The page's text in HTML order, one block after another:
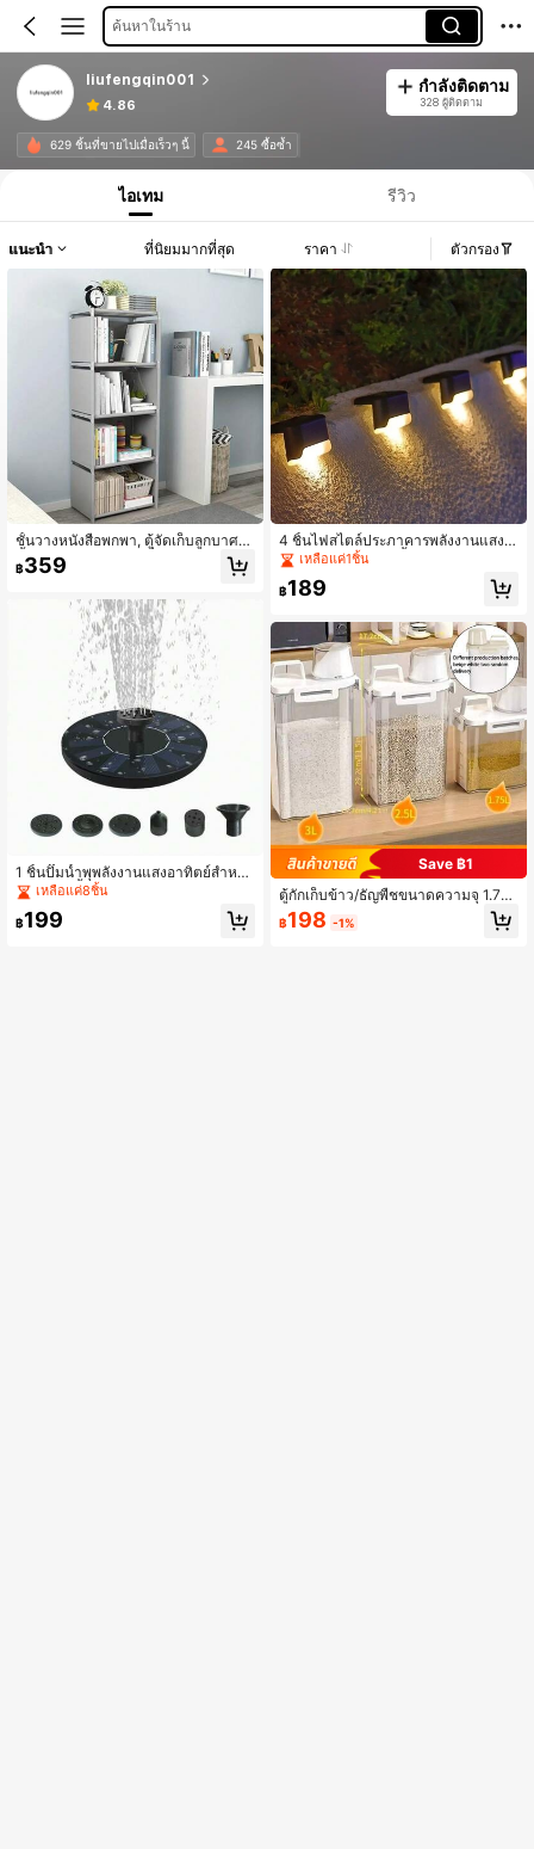
ค้นหาในร้าน
liufengqin001
4.86
กำลังติดตาม
328 ผู้ติดตาม
629 ชิ้นที่ขายไปเมื่อเร็วๆ นี้ 245 ซื้อซ้ำ
ไอเทม รีวิว
แนะนำ ที่นิยมมากที่สุด ราคา ตัวกรอง
ชั้นวางหนังสือพกพา, ตู้จัดเก็บลูกบาศก์,
ชั้นหนังสือสำหรับห้องนั่งเล่น, ห้องทำงา
น, ห้องนอน, สีเทา
฿359
1 ชิ้นปั๊มน้ำพุพลังงานแสงอาทิตย์สำหรับ
กลางแจ้งน้ำ, Solar Bird Bath Fountai
n, ลอยอิสระ, สำหรับ Garden, Patio Tu
b, Pond, สระว่ายน้ำ
เหลือแค่8ชิ้น
฿199
4 ชิ้นไฟสไตล์ประภาคารพลังงานแสงอ
าทิตย์ - แสงอุ่น, กันน้ำ, สวนกลางแจ้งท
างเดินบันไดรั้วไฟกลางคืน
เหลือแค่1ชิ้น
฿189
Save ฿1
ตู้กักเก็บข้าว/ธัญพืชขนาดความจุ 1.75
ลิตร/2.5 ลิตร/3 ลิตร มีฝาปิดมิดชิด กัน
ความชื้นและแมลง สำหรับจัดระเบียบค
฿198 -1%